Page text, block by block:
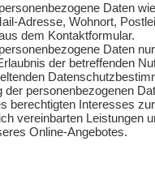
Daten
Adresse, Wohnort,
dem Kontaktformular.
Daten
der betreffenden
der personenbezogenen
berechtigten Interesses
vereinbarten Leistungen
Online-Angebotes.